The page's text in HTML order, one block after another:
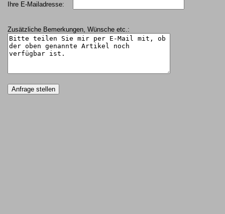
Ihre E-Mailadresse:
Zusätzliche Bemerkungen, Wünsche etc.: